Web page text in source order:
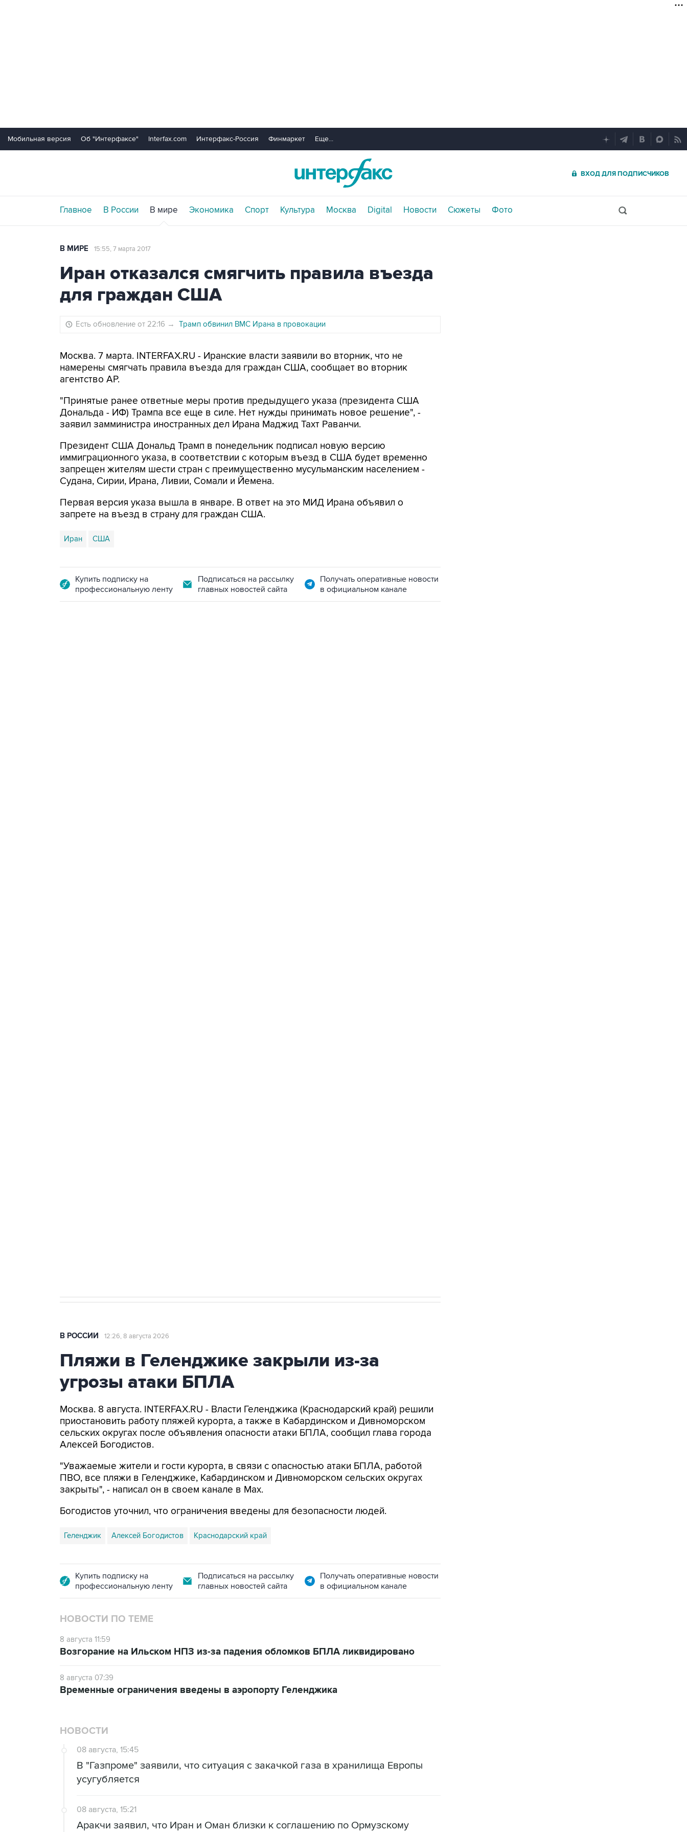
Мобильная версия Об "Интерфаксе" Interfax.com Интерфакс-Россия Финмаркет Еще...
ВХОД ДЛЯ ПОДПИСЧИКОВ
Главное В России В мире Экономика Спорт Культура Москва Digital Новости Сюжеты Фото
В МИРЕ 15:55, 7 марта 2017
Иран отказался смягчить правила въезда
для граждан США
Есть обновление от 22:16 → Трамп обвинил ВМС Ирана в провокации
Москва. 7 марта. INTERFAX.RU - Иранские власти заявили во вторник, что не
намерены смягчать правила въезда для граждан США, сообщает во вторник
агентство AP.
"Принятые ранее ответные меры против предыдущего указа (президента США
Дональда - ИФ) Трампа все еще в силе. Нет нужды принимать новое решение", -
заявил замминистра иностранных дел Ирана Маджид Тахт Раванчи.
Президент США Дональд Трамп в понедельник подписал новую версию
иммиграционного указа, в соответствии с которым въезд в США будет временно
запрещен жителям шести стран с преимущественно мусульманским населением -
Судана, Сирии, Ирана, Ливии, Сомали и Йемена.
Первая версия указа вышла в январе. В ответ на это МИД Ирана объявил о
запрете на въезд в страну для граждан США.
Иран США
Купить подписку на
профессиональную ленту
Подписаться на рассылку
главных новостей сайта
Получать оперативные новости
в официальном канале
В РОССИИ 12:26, 8 августа 2026
Пляжи в Геленджике закрыли из-за
угрозы атаки БПЛА
Москва. 8 августа. INTERFAX.RU - Власти Геленджика (Краснодарский край) решили
приостановить работу пляжей курорта, а также в Кабардинском и Дивноморском
сельских округах после объявления опасности атаки БПЛА, сообщил глава города
Алексей Богодистов.
"Уважаемые жители и гости курорта, в связи с опасностью атаки БПЛА, работой
ПВО, все пляжи в Геленджике, Кабардинском и Дивноморском сельских округах
закрыты", - написал он в своем канале в Max.
Богодистов уточнил, что ограничения введены для безопасности людей.
Геленджик Алексей Богодистов Краснодарский край
Купить подписку на
профессиональную ленту
Подписаться на рассылку
главных новостей сайта
Получать оперативные новости
в официальном канале
НОВОСТИ ПО ТЕМЕ
8 августа 11:59
Возгорание на Ильском НПЗ из-за падения обломков БПЛА ликвидировано
8 августа 07:39
Временные ограничения введены в аэропорту Геленджика
НОВОСТИ
08 августа, 15:45
В "Газпроме" заявили, что ситуация с закачкой газа в хранилища Европы
усугубляется
08 августа, 15:21
Аракчи заявил, что Иран и Оман близки к соглашению по Ормузскому